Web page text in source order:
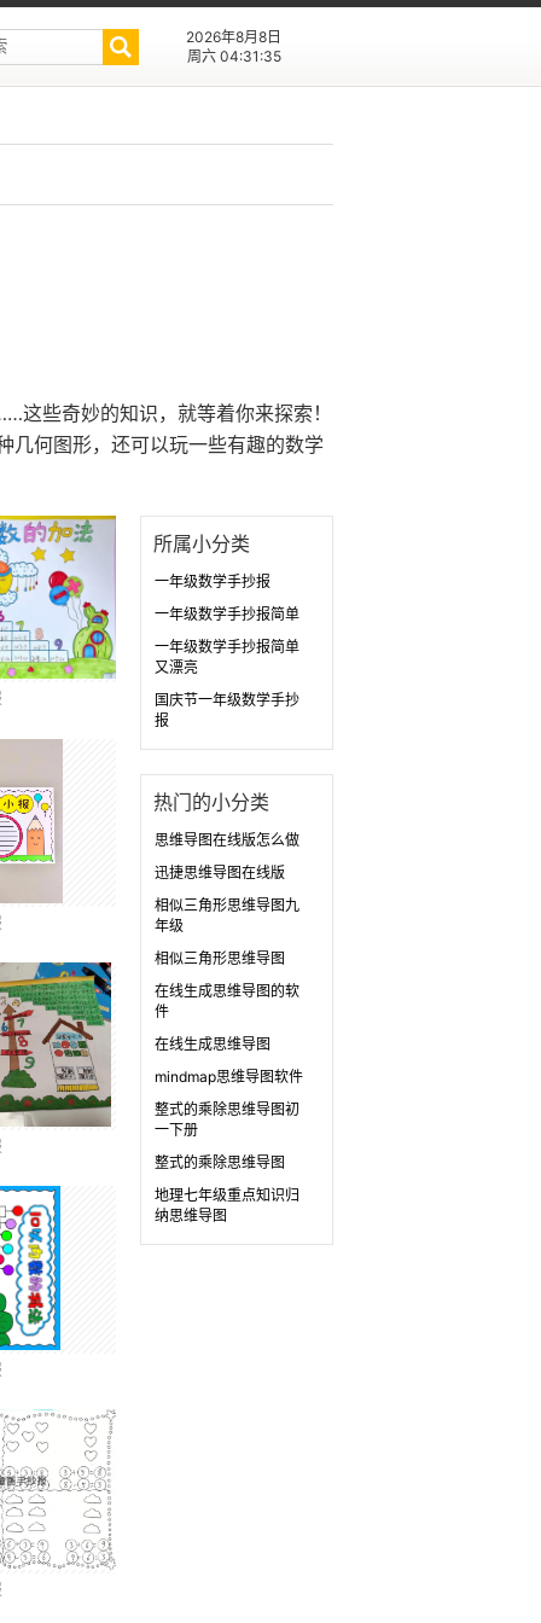
2026年8月8日
周六 04:31:35
些奇妙的知识，就等着你来探索！
几何图形，还可以玩一些有趣的数学
所属小分类
一年级数学手抄报
一年级数学手抄报简单
一年级数学手抄报简单
又漂亮
国庆节一年级数学手抄
报
热门的小分类
思维导图在线版怎么做
迅捷思维导图在线版
相似三角形思维导图九
年级
相似三角形思维导图
在线生成思维导图的软
件
在线生成思维导图
mindmap思维导图软件
整式的乘除思维导图初
一下册
整式的乘除思维导图
地理七年级重点知识归
纳思维导图